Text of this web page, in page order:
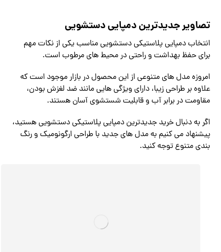
تصاویر جدیدترین دمپایی دستشویی
انتخاب دمپایی پلاستیکی دستشویی مناسب یکی از نکات مهم
برای حفظ بهداشت و راحتی در محیط های مرطوب است.
امروزه مدل های متنوعی از این محصول در بازار موجود است که
علاوه بر طراحی زیبا، دارای ویژگی هایی مانند ضد لغزش بودن،
مقاومت در برابر آب و قابلیت شستشوی آسان هستند.
اگر به دنبال خرید جدیدترین دمپایی پلاستیکی دستشویی هستید،
پیشنهاد می کنیم به مدل های جدید با طراحی ارگونومیک و رنگ
بندی متنوع توجه کنید.